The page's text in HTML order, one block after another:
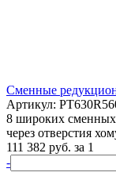
Сменные
Артикул:
8 широких сменных
через отверстия
111 382 руб. за 1
-